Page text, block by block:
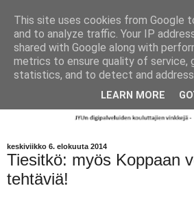
keskiviikko 6. elokuuta 2014
Tiesitkö: myös Koppaan
tehtäviä!
This site uses cookies from Google
and to analyze traffic. Your IP
shared with Google along with
metrics to ensure quality of service,
statistics, and to detect and address
LEARN MORE